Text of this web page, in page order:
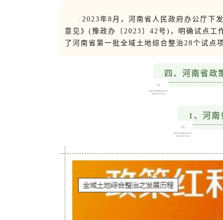
·2023年8月，河南省人民政府办公厅下
意见》(豫政办〔2023〕42号)，明确试点工
了河南省第一批全域土地综合整治28个试点
四、河南省政
1、河南